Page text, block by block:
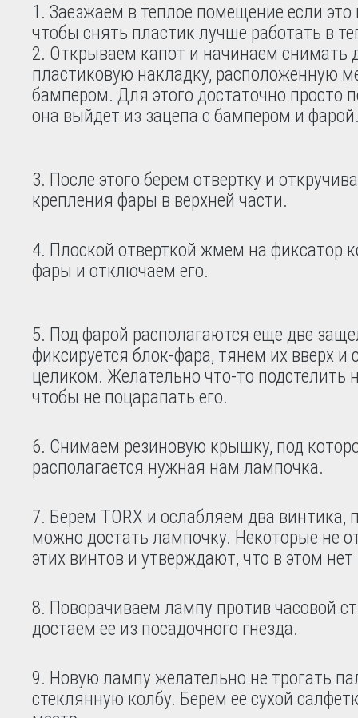
Заезжаем в теплое помещение если
чтобы снять пластик лучше работать в
Открываем капот и начинаем снимать
пластиковую накладку, расположенную
бампером. Для этого достаточно просто
она выйдет из зацепа с бампером и
После этого берем отвертку и
крепления фары в верхней части.
Плоской отверткой жмем на фиксатор
фары и отключаем его.
Под фарой располагаются еще две
фиксируется блок-фара, тянем их вверх
целиком. Желательно что-то подстелить
чтобы не поцарапать его.
Снимаем резиновую крышку, под
располагается нужная нам лампочка.
Берем TORX и ослабляем два винтика,
можно достать лампочку. Некоторые не
этих винтов и утверждают, что в этом
Поворачиваем лампу против часовой
достаем ее из посадочного гнезда.
Новую лампу желательно не трогать
стеклянную колбу. Берем ее сухой